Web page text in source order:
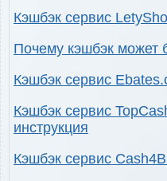
Кэшбэк сервис
Почему кэшбэк может
Кэшбэк сервис
Кэшбэк сервис
инструкция
Кэшбэк сервис